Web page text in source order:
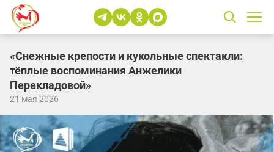
«Снежные крепости и кукольные спектакли:
тёплые воспоминания Анжелики
Перекладовой»
21 мая 2026